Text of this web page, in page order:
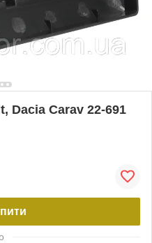
Dacia Carav 22-691